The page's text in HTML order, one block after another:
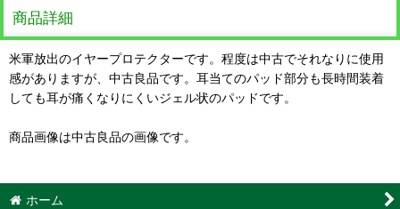
商品詳細
米軍放出のイヤープロテクターです。程度は中古でそれなりに使用
感がありますが、中古良品です。耳当てのパッド部分も長時間装着
しても耳が痛くなりにくいジェル状のパッドです。
商品画像は中古良品の画像です。
ホーム